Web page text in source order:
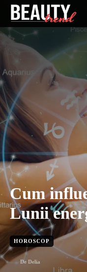
Cum
Lunii
HOROSCOP
De Delia